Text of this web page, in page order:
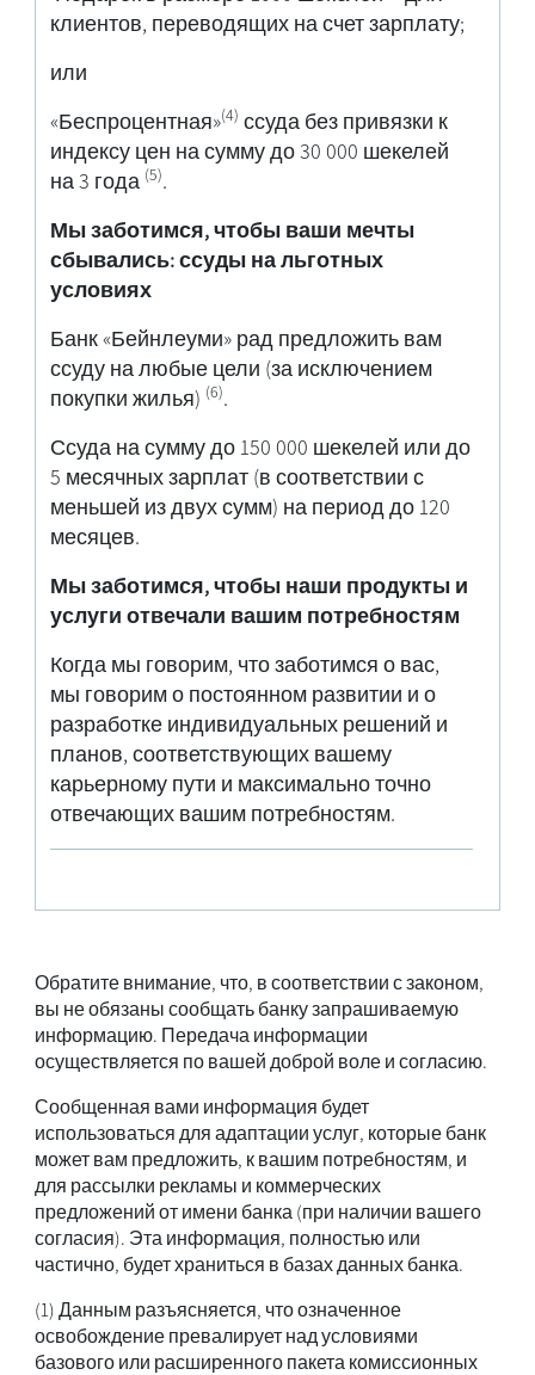
клиентов, переводящих на счет зарплату;
или
«Беспроцентная»(4) ссуда без привязки к
индексу цен на сумму до 30 000 шекелей
на 3 года (5).
Мы заботимся, чтобы ваши мечты
сбывались: ссуды на льготных
условиях​
Банк «Бейнлеуми» рад предложить вам
ссуду на любые цели (за исключением
покупки жилья) (6).
Ссуда на сумму до 150 000 шекелей или до
5 месячных зарплат (в соответствии с
меньшей из двух сумм) на период до 120
месяцев.
Мы заботимся, чтобы наши продукты и
услуги отвечали вашим потребностям
Когда мы говорим, что заботимся о вас,
мы говорим о постоянном развитии и о
разработке индивидуальных решений и
планов, соответствующих вашему
карьерному пути и максимально точно
отвечающих вашим потребностям.
Обратите внимание, что, в соответствии с законом,
вы не обязаны сообщать банку запрашиваемую
информацию. Передача информации
осуществляется по вашей доброй воле и согласию.
Сообщенная вами информация будет
использоваться для адаптации услуг, которые банк
может вам предложить, к вашим потребностям, и
для рассылки рекламы и коммерческих
предложений от имени банка (при наличии вашего
согласия). Эта информация, полностью или
частично, будет храниться в базах данных банка.
(1) Данным разъясняется, что означенное
освобождение превалирует над условиями
базового или расширенного пакета комиссионных